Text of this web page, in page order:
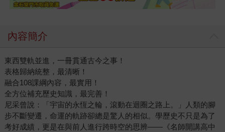
內容簡介
東西雙軌並進，一冊貫通古今之事！
表格歸納統整，最清晰！
融合108課綱內容，最實用！
全方位補充歷史知識，最完善！
尼采曾說：「宇宙的永恆之輪，滾動在迴圈之路上。」人類的腳
步不斷變遷，命運的軌跡卻總是驚人的相似。學歷史不只是為了
考好成績，更是在與前人進行跨時空的思辨——《名師開講高中